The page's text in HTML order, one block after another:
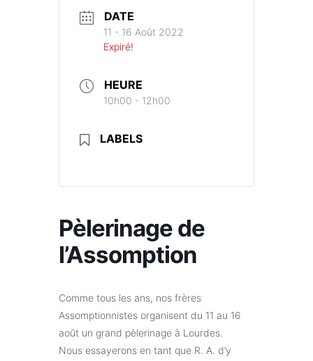
DATE
11 - 16 Août 2022
Expiré!
HEURE
10h00 - 12h00
LABELS
Pèlerinage de
l’Assomption
Comme tous les ans, nos frères
Assomptionnistes organisent du 11 au 16
août un grand pèlerinage à Lourdes.
Nous essayerons en tant que R. A. d’y